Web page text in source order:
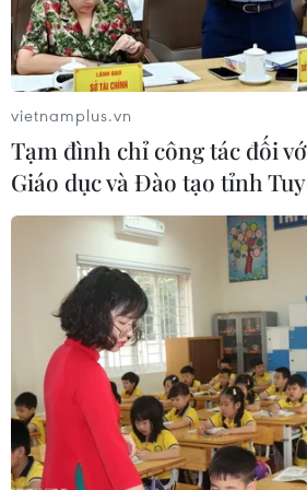
Việt Nam đóng
động, tích cực, thực chất hơn
Cộng đồng ASEAN
08/08/2026 14:03
Ca vi phẫu ghép da
đầu hiếm gặp giúp bệnh nhân
hồi sau 10 năm
08/08/2026 03:52
Những tư duy mới
phát triển quốc gia biển mạnh
07/08/2026 23:55
vietnamplus.vn
Tạm đình chỉ công tác đối
Giáo dục và Đào tạo tỉnh